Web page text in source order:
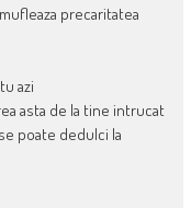
precaritatea
azi
asta de la tine intrucat
poate dedulci la